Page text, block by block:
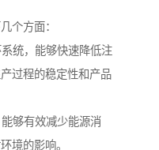
个方面：
统，能够快速降低注
过程的稳定性和产品
够有效减少能源消
境的影响。